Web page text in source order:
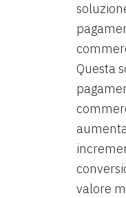
Questa
valore